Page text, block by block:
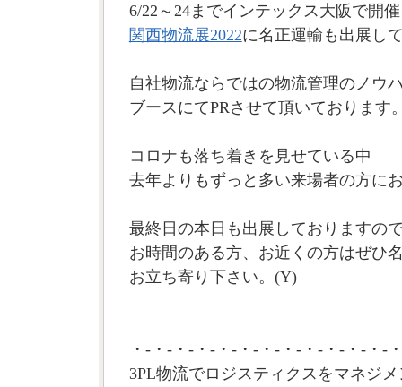
6/22～24までインテックス大阪で開
関西物流展2022に名正運輸も出展し
自社物流ならではの物流管理のノウ
ブースにてPRさせて頂いております
コロナも落ち着きを見せている中
去年よりもずっと多い来場者の方に
最終日の本日も出展しておりますの
お時間のある方、お近くの方はぜひ
お立ち寄り下さい。(Y)
・-・-・-・-・-・-・-・-・-・-・-・-
3PL物流でロジスティクスをマネジ